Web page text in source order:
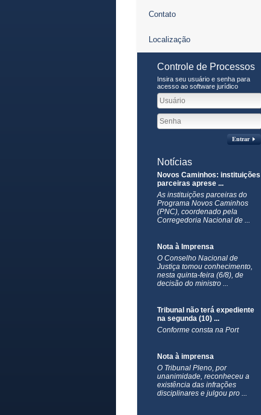
Contato
Localização
Controle de Processos
Insira seu usuário e senha para
acesso ao software jurídico
Entrar
Notícias
Novos Caminhos: instituições
parceiras aprese ...
As instituições parceiras do
Programa Novos Caminhos
(PNC), coordenado pela
Corregedoria Nacional de ...
Nota à Imprensa
O Conselho Nacional de
Justiça tomou conhecimento,
nesta quinta-feira (6/8), de
decisão do ministro ...
Tribunal não terá expediente
na segunda (10) ...
Conforme consta na Port
Nota à imprensa
​O Tribunal Pleno, por
unanimidade, reconheceu a
existência das infrações
disciplinares e julgou pro ...